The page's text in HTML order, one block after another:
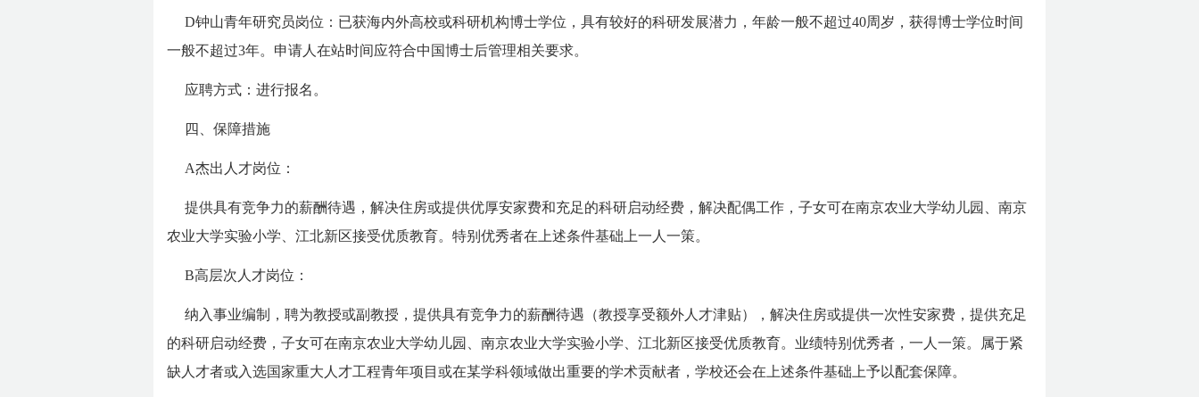
D钟山青年研究员岗位：已获海内外高校或科研机构博士学位，具有较好的科研发展潜力，年龄一般不超过40周岁，获得博士学位时间
一般不超过3年。申请人在站时间应符合中国博士后管理相关要求。
应聘方式：进行报名。
四、保障措施
A杰出人才岗位：
提供具有竞争力的薪酬待遇，解决住房或提供优厚安家费和充足的科研启动经费，解决配偶工作，子女可在南京农业大学幼儿园、南京
农业大学实验小学、江北新区接受优质教育。特别优秀者在上述条件基础上一人一策。
B高层次人才岗位：
纳入事业编制，聘为教授或副教授，提供具有竞争力的薪酬待遇（教授享受额外人才津贴），解决住房或提供一次性安家费，提供充足
的科研启动经费，子女可在南京农业大学幼儿园、南京农业大学实验小学、江北新区接受优质教育。业绩特别优秀者，一人一策。属于紧
缺人才者或入选国家重大人才工程青年项目或在某学科领域做出重要的学术贡献者，学校还会在上述条件基础上予以配套保障。